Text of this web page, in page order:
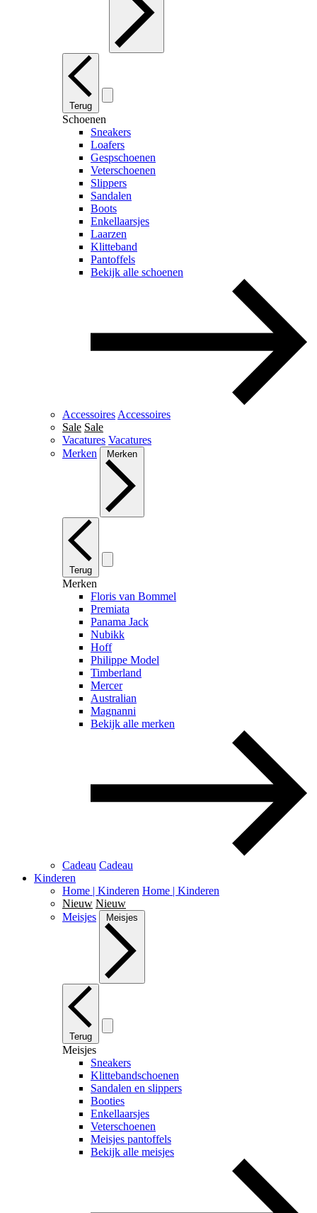
Terug
Schoenen
Sneakers
Loafers
Gespschoenen
Veterschoenen
Slippers
Sandalen
Boots
Enkellaarsjes
Laarzen
Klitteband
Pantoffels
Bekijk alle schoenen
Accessoires Accessoires
Sale Sale
Vacatures Vacatures
Merken
Merken
Terug
Merken
Floris van Bommel
Premiata
Panama Jack
Nubikk
Hoff
Philippe Model
Timberland
Mercer
Australian
Magnanni
Bekijk alle merken
Cadeau Cadeau
Kinderen
Home | Kinderen Home | Kinderen
Nieuw Nieuw
Meisjes
Meisjes
Terug
Meisjes
Sneakers
Klittebandschoenen
Sandalen en slippers
Booties
Enkellaarsjes
Veterschoenen
Meisjes pantoffels
Bekijk alle meisjes